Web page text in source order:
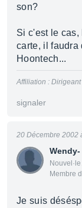
son?
Si c'est le
carte, il faudra
Hoontech...
Affiliation :
signaler
Wendy-
Membre
20 Décembre 2002
Je suis